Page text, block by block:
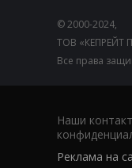
© 2000-2024,
ТОВ «КЕПРЕЙТ
Все права
Наши
Реклама на